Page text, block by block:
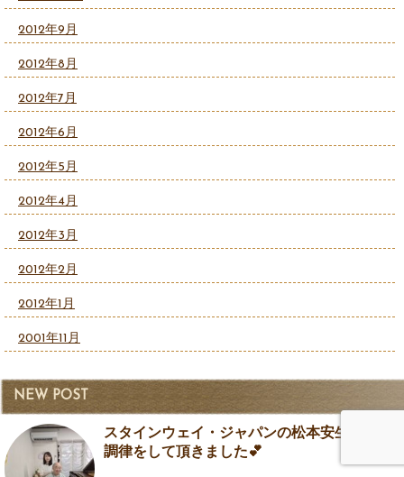
2012年9月
2012年8月
2012年7月
2012年6月
2012年5月
2012年4月
2012年3月
2012年2月
2012年1月
2001年11月
NEW POST
スタインウェイ・ジャパンの松本安生さんに
調律をして頂きました💕